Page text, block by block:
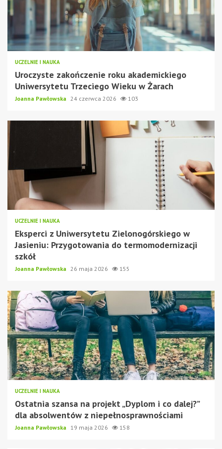
UCZELNIE I NAUKA
Uroczyste zakończenie roku akademickiego
Uniwersytetu Trzeciego Wieku w Żarach
Joanna Pawłowska 24 czerwca 2026 103
UCZELNIE I NAUKA
Eksperci z Uniwersytetu Zielonogórskiego w
Jasieniu: Przygotowania do termomodernizacji
szkół
Joanna Pawłowska 26 maja 2026 155
UCZELNIE I NAUKA
Ostatnia szansa na projekt „Dyplom i co dalej?”
dla absolwentów z niepełnosprawnościami
Joanna Pawłowska 19 maja 2026 158